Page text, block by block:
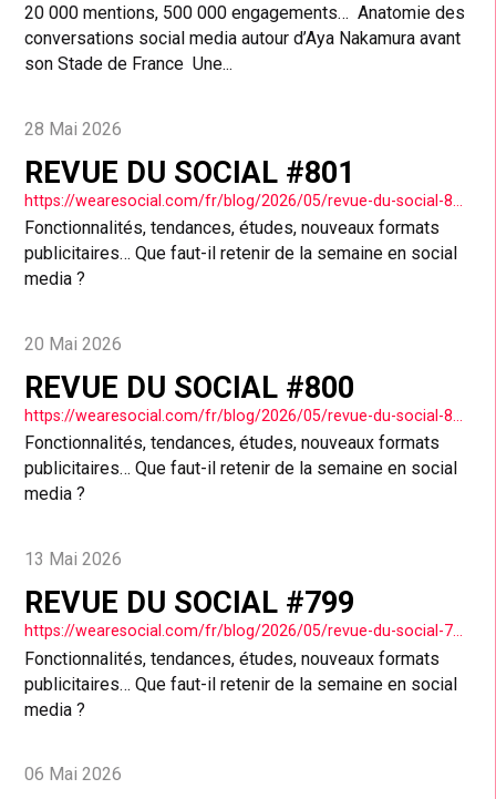
20 000 mentions, 500 000 engagements… Anatomie des
conversations social media autour d’Aya Nakamura avant
son Stade de France Une...
28 Mai 2026
REVUE DU SOCIAL #801
https://wearesocial.com/fr/blog/2026/05/revue-du-social-801/
Fonctionnalités, tendances, études, nouveaux formats
publicitaires… Que faut-il retenir de la semaine en social
media ?
20 Mai 2026
REVUE DU SOCIAL #800
https://wearesocial.com/fr/blog/2026/05/revue-du-social-800/
Fonctionnalités, tendances, études, nouveaux formats
publicitaires… Que faut-il retenir de la semaine en social
media ?
13 Mai 2026
REVUE DU SOCIAL #799
https://wearesocial.com/fr/blog/2026/05/revue-du-social-799/
Fonctionnalités, tendances, études, nouveaux formats
publicitaires… Que faut-il retenir de la semaine en social
media ?
06 Mai 2026